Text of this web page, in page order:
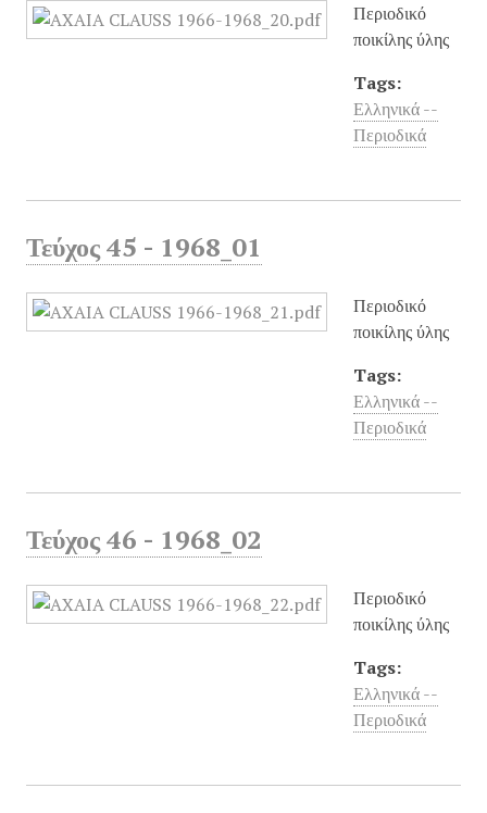
Περιοδικό
ποικίλης ύλης
Tags:
Ελληνικά --
Περιοδικά
Τεύχος 45 - 1968_01
Περιοδικό
ποικίλης ύλης
Tags:
Ελληνικά --
Περιοδικά
Τεύχος 46 - 1968_02
Περιοδικό
ποικίλης ύλης
Tags:
Ελληνικά --
Περιοδικά